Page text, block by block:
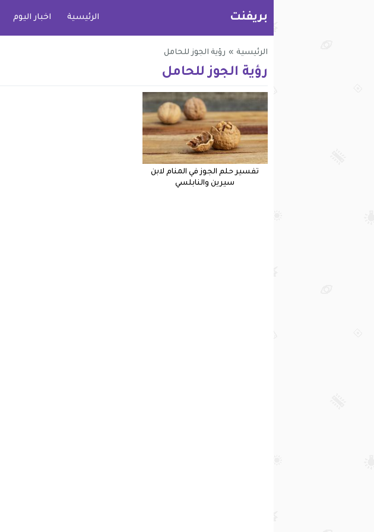
بريفنت الرئيسية اخبار اليوم
الرئيسية » رؤية الجوز للحامل
رؤية الجوز للحامل
تفسير حلم الجوز في المنام لابن
سيرين والنابلسي